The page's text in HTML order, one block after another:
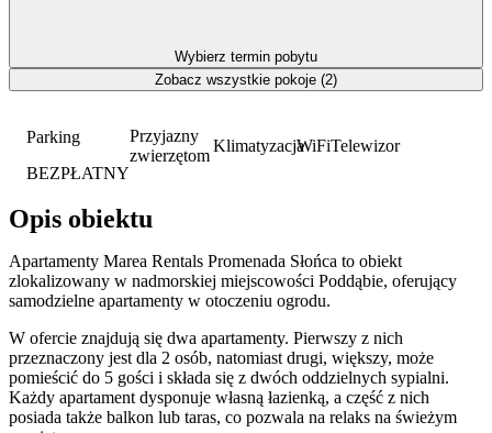
Parking
BEZPŁATNY
Przyjazny
zwierzętom
KlimatyzacjaWiFiTelewizor
Opis obiektu
Apartamenty Marea Rentals Promenada Słońca to obiekt
zlokalizowany w nadmorskiej miejscowości Poddąbie, oferujący
samodzielne apartamenty w otoczeniu ogrodu.
W ofercie znajdują się dwa apartamenty. Pierwszy z nich
przeznaczony jest dla 2 osób, natomiast drugi, większy, może
pomieścić do 5 gości i składa się z dwóch oddzielnych sypialni.
Każdy apartament dysponuje własną łazienką, a część z nich
posiada także balkon lub taras, co pozwala na relaks na świeżym
Wybierz termin pobytu
Zobacz wszystkie pokoje (2)